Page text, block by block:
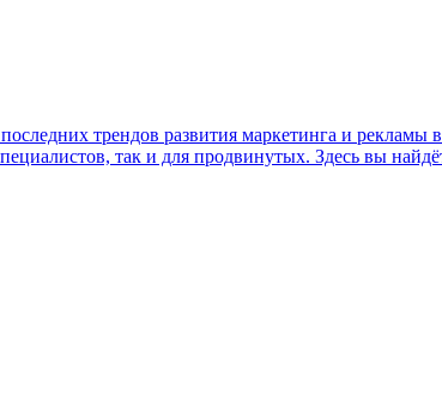
трендов развития маркетинга и рекламы
так и для продвинутых. Здесь вы